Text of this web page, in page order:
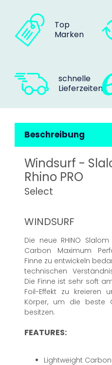
Top
Marken
schnelle
Lieferzeiten
Beschreibung
Windsurf -
Rhino PRO
Select
WINDSURF
Die neue RHINO
Carbon Maximum
Finne zu entwickeln
technischen
Die Finne ist sehr soft
Foil-Effekt zu kreieren
Körper, um die beste
besitzen.
FEATURES:
Lightweight